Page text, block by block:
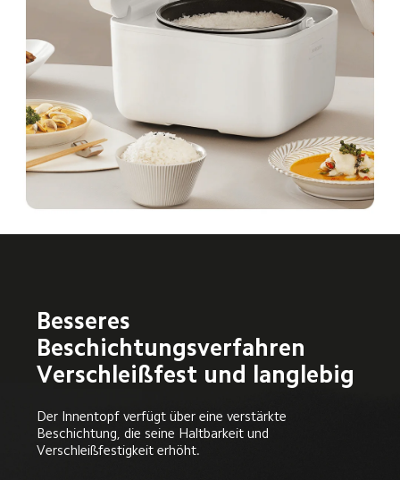
Besseres
Beschichtungsverfahren
Verschleißfest und langlebig
Der Innentopf verfügt über eine verstärkte
Beschichtung, die seine Haltbarkeit und
Verschleißfestigkeit erhöht.